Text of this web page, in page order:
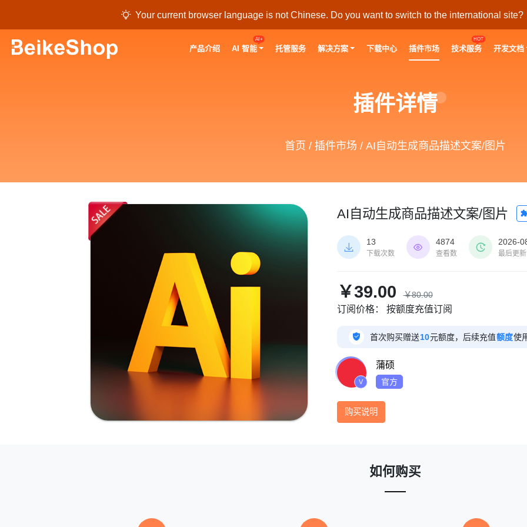
 Your current browser language is not Chinese. Do you want to switch to the international site?
产品介绍
AI+
AI 智能 托管服务 解决方案 下载中心 插件市场
HOT
技术服务 开发文档
插件详情
首页 / 插件市场 / AI自动生成商品描述文案/图片
AI自动生成商品描述文案/图片 

13
下载次数

4874
查看数

2026-
最后更新
￥39.00 ￥80.00
订阅价格： 按额度充值订阅
 首次购买赠送10元额度，后续充值额度使
V
蒲硕
官方
购买说明
如何购买